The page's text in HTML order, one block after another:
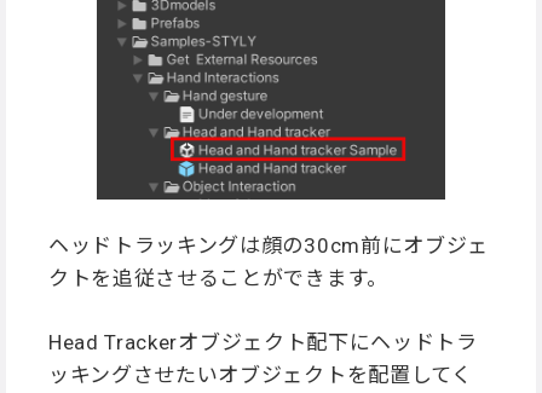
ヘッドトラッキングは顔の30cm前にオブジェ
クトを追従させることができます。
Head Trackerオブジェクト配下にヘッドトラ
ッキングさせたいオブジェクトを配置してく